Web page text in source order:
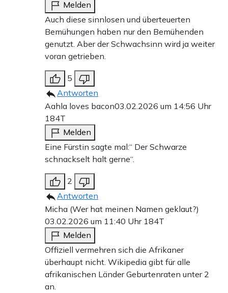
Melden
Auch diese sinnlosen und überteuerten
Bemühungen haben nur den Bemühenden
genutzt. Aber der Schwachsinn wird ja weiter
voran getrieben.
5
Antworten
Aahla loves bacon03.02.2026 um 14:56 Uhr
184T
Melden
Eine Fürstin sagte mal:“ Der Schwarze
schnackselt halt gerne“.
2
Antworten
Micha (Wer hat meinen Namen geklaut?)
03.02.2026 um 11:40 Uhr 184T
Melden
Offiziell vermehren sich die Afrikaner
überhaupt nicht. Wikipedia gibt für alle
afrikanischen Länder Geburtenraten unter 2
an.